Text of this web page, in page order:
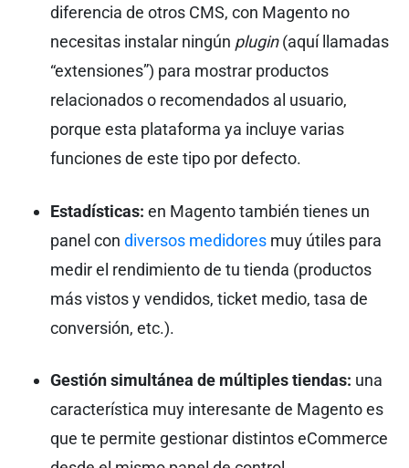
diferencia de otros CMS, con Magento no
necesitas instalar ningún plugin(aquí llamadas
“extensiones”) para mostrar productos
relacionados o recomendados al usuario,
porque esta plataforma ya incluye varias
funciones de este tipo por defecto.
Estadísticas: en Magento también tienes un
panel con diversos medidores muy útiles para
medir el rendimiento de tu tienda (productos
más vistos y vendidos, ticket medio, tasa de
conversión, etc.).
Gestión simultánea de múltiples tiendas: una
característica muy interesante de Magento es
que te permite gestionar distintos eCommerce